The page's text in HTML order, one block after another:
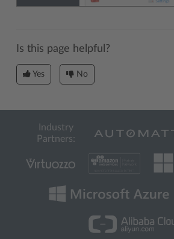
Is this page helpful?
Yes No
Industry
Partners: